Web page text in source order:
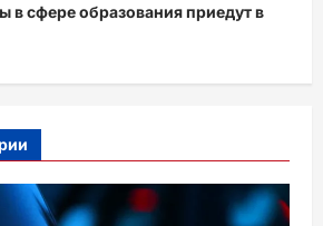
в сфере образования приедут в